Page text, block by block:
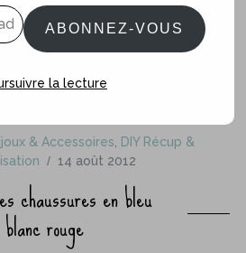
& Accessoires
DIY Récup &
14 août 2012
chaussures en bleu
blanc rouge
ABONNEZ-VOUS
la lecture